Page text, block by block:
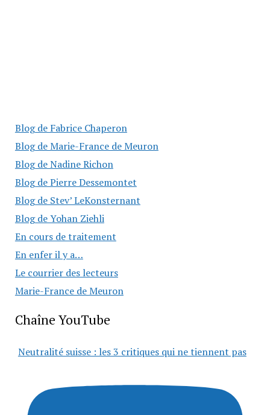
Blog de Fabrice Chaperon
Blog de Marie-France de Meuron
Blog de Nadine Richon
Blog de Pierre Dessemontet
Blog de Stev’ LeKonsternant
Blog de Yohan Ziehli
En cours de traitement
En enfer il y a…
Le courrier des lecteurs
Marie-France de Meuron
Chaîne YouTube
Neutralité suisse : les 3 critiques qui ne tiennent pas